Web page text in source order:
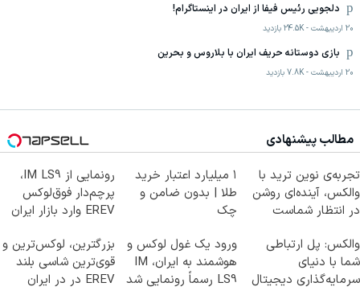
دلجویی رئیس فیفا از ایران در اینستاگرام!
20 اردیبهشت -
24.5K بازدید
بازی دوستانه حریف ایران با بلاروس و بحرین
20 اردیبهشت -
7.8K بازدید
مطالب پیشنهادی
تجربه‌ی نوین ترید با
والکس، آینده‌ای روشن
در انتظار شماست
۱ میلیارد اعتبار خرید
طلا | بدون ضامن و
چک
رونمایی از IM LS9،
پرچم‌دار فوق‌لوکس
EREV وارد بازار ایران
والکس: پل ارتباطی
شما با دنیای
سرمایه‌گذاری دیجیتال
ورود یک غول لوکس و
هوشمند به ایران، IM
LS9 رسماً رونمایی شد
بزرگترین، لوکس‌ترین و
قوی‌ترین شاسی بلند
EREV در در ایران